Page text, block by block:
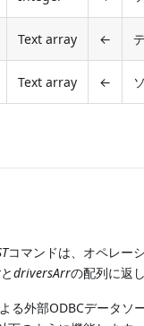
Text array ←
Text array ←
コマンドは、オペレー
とdriversArrの配列に返し
る外部ODBCデータソ